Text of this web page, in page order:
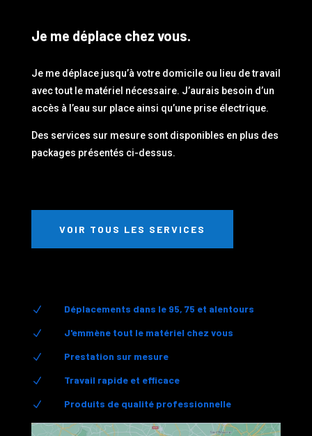
Je me déplace chez vous.
Je me déplace jusqu’à votre domicile ou lieu de travail
avec tout le matériel nécessaire. J’aurais besoin d’un
accès à l’eau sur place ainsi qu’une prise électrique.
Des services sur mesure sont disponibles en plus des
packages présentés ci-dessus.
VOIR TOUS LES SERVICES
N Déplacements dans le 95, 75 et alentours
N J'emmène tout le matériel chez vous
N Prestation sur mesure
N Travail rapide et efficace
N Produits de qualité professionnelle